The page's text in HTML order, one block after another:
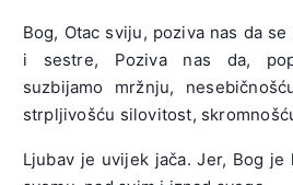
Bog, Otac sviju, poziva nas da
i sestre, Poziva nas da,
suzbijamo mržnju,
strpljivošću silovitost,
Ljubav je uvijek jača. Jer, Bog je